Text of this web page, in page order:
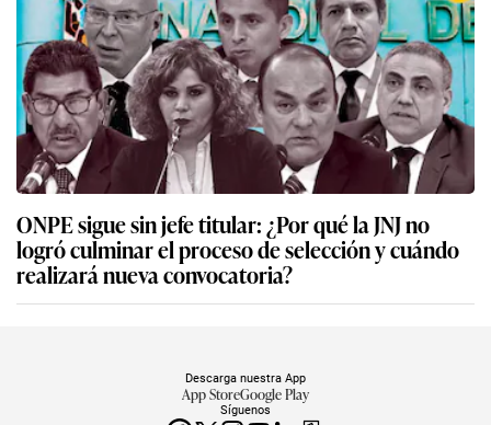
ONPE sigue sin jefe titular: ¿Por qué la JNJ no
logró culminar el proceso de selección y cuándo
realizará nueva convocatoria?
Síguenos
Descarga nuestra App
App StoreGoogle Play